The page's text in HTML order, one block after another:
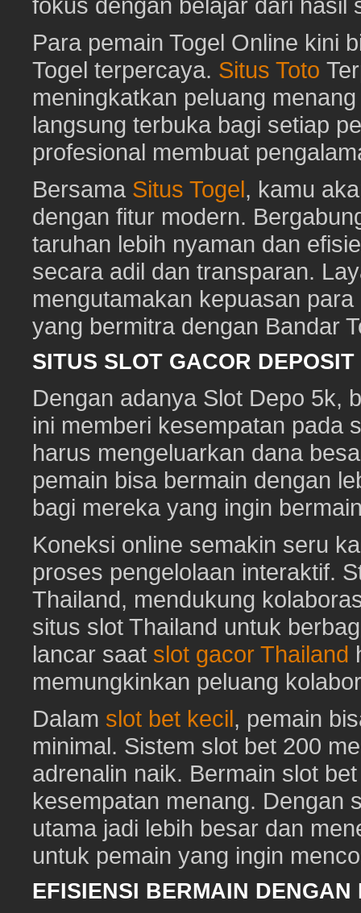
fokus dengan belajar dari hasil
Para pemain Togel Online kini
Togel terpercaya. Situs Toto
meningkatkan peluang
langsung terbuka bagi setiap
profesional membuat
Bersama Situs Togel, kamu
dengan fitur modern.
taruhan lebih nyaman dan
secara adil dan transparan.
mengutamakan kepuasan
yang bermitra dengan Bandar
SITUS SLOT GACOR
Dengan adanya Slot Depo 5k,
ini memberi kesempatan pada
harus mengeluarkan dana
pemain bisa bermain dengan
bagi mereka yang ingin
Koneksi online semakin seru
proses pengelolaan interaktif.
Thailand, mendukung
situs slot Thailand untuk
lancar saat slot gacor Thailand
memungkinkan peluang
Dalam slot bet kecil, pemain
minimal. Sistem slot bet 200
adrenalin naik. Bermain slot
kesempatan menang. Dengan
utama jadi lebih besar dan
untuk pemain yang ingin
EFISIENSI BERMAIN